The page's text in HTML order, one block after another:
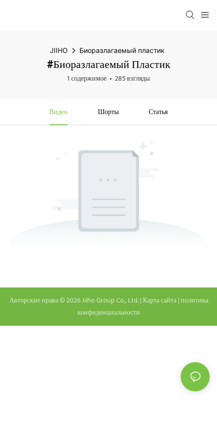
JIIHO Биоразлагаемый пластик
#Биоразлагаемый Пластик
1 содержимое 285 взгляды
Видео Шорты Статья
Авторские права © 2026 Jiiho Group Co., Ltd. |Карта сайта|политика
конфиденциальности